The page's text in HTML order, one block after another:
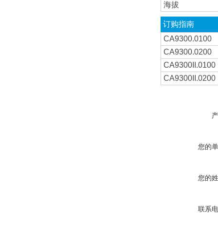
海拔
订购指南
CA9300.0100
CA9300.0200
CA9300II.0100
CA9300II.0200
您的
您的
联系